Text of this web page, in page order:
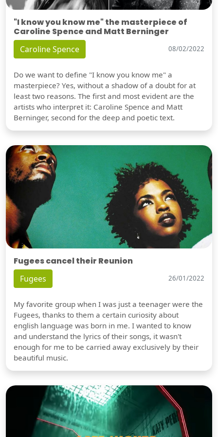
"I know you know me" the masterpiece of
Caroline Spence and Matt Berninger
Caroline Spence 08/02/2022
Do we want to define "I know you know me" a
masterpiece? Yes, without a shadow of a doubt for at
least two reasons. The first and most evident are the
artists who interpret it: Caroline Spence and Matt
Berninger, second for the deep and poetic text.
Fugees cancel their Reunion
Fugees 26/01/2022
My favorite group when I was just a teenager were the
Fugees, thanks to them a certain curiosity about
english language was born in me. I wanted to know
and understand the lyrics of their songs, it wasn't
enough for me to be carried away exclusively by their
beautiful music.